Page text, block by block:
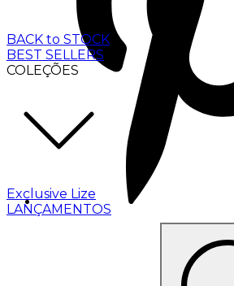
BACK to STOCK
BEST SELLERS
COLEÇÕES
Exclusive Lize
LANÇAMENTOS